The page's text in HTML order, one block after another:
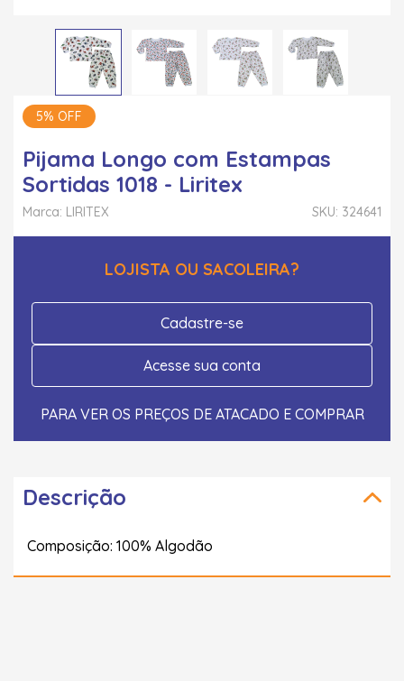
5% OFF
Pijama Longo com Estampas
Sortidas 1018 - Liritex
SKU: 324641
Marca: LIRITEX
LOJISTA OU SACOLEIRA?
Cadastre-se
Acesse sua conta
PARA VER OS PREÇOS DE ATACADO E COMPRAR
Descrição
Composição: 100% Algodão